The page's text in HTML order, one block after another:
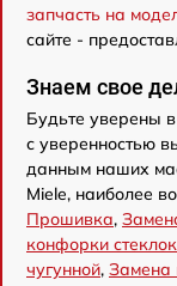
запчасть на
сайте -
Знаем свое
Будьте уверены
с уверенностью
данным наших
Miele, наиболее
Прошивка,
конфорки
чугунной, Замена